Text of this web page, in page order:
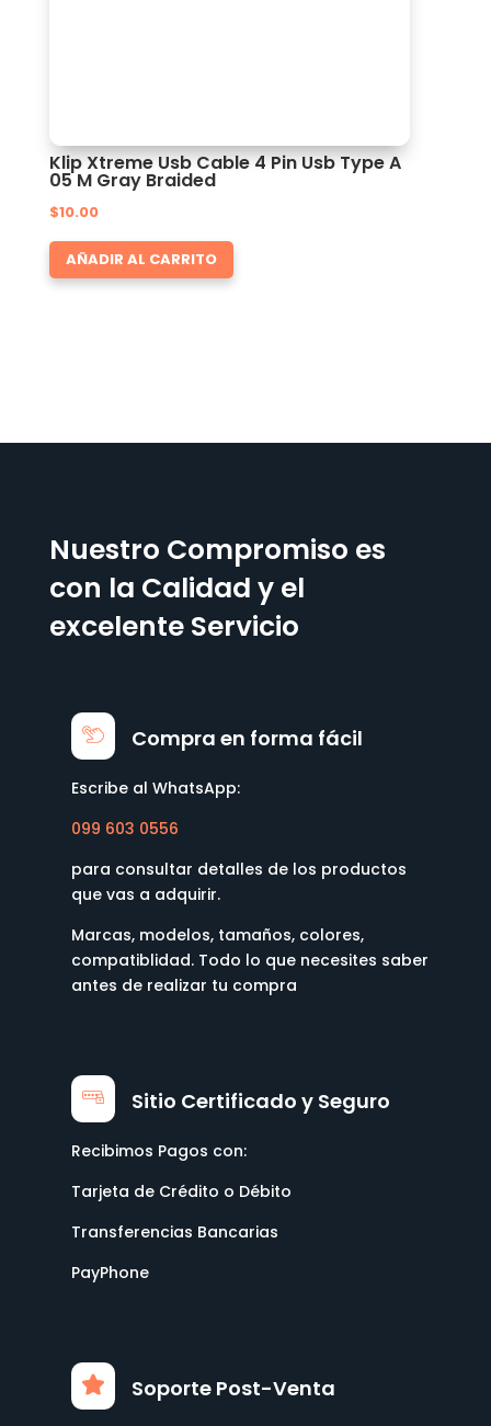
Klip Xtreme Usb Cable 4 Pin Usb Type A
05 M Gray Braided
$10.00
AÑADIR AL CARRITO
Nuestro Compromiso es
con la Calidad y el
excelente Servicio
Compra en forma fácil
Escribe al WhatsApp:
099 603 0556
para consultar detalles de los productos
que vas a adquirir.
Marcas, modelos, tamaños, colores,
compatiblidad. Todo lo que necesites saber
antes de realizar tu compra
Sitio Certificado y Seguro
Recibimos Pagos con:
Tarjeta de Crédito o Débito
Transferencias Bancarias
PayPhone
Soporte Post-Venta